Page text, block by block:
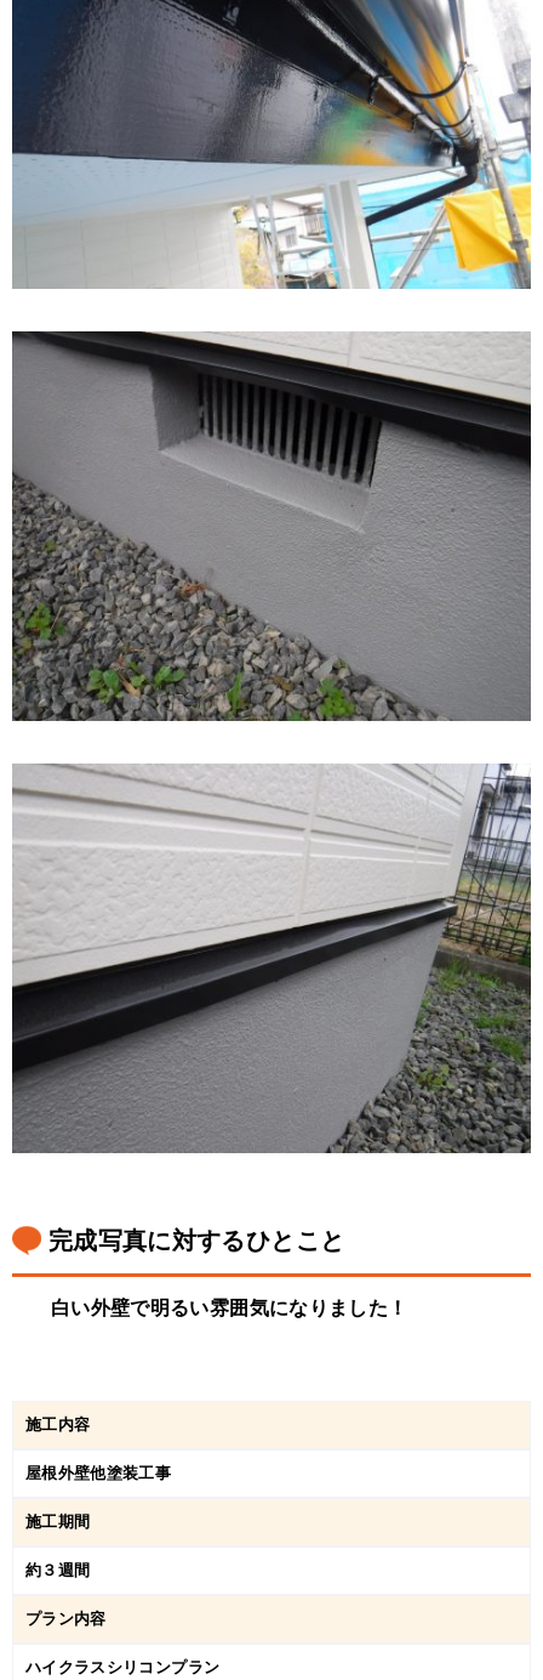
完成写真に対するひとこと
白い外壁で明るい雰囲気になりました！
施工内容
屋根外壁他塗装工事
施工期間
約３週間
プラン内容
ハイクラスシリコンプラン